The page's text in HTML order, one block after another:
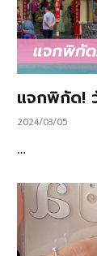
แจกพิกัด!
2024/03/05
…